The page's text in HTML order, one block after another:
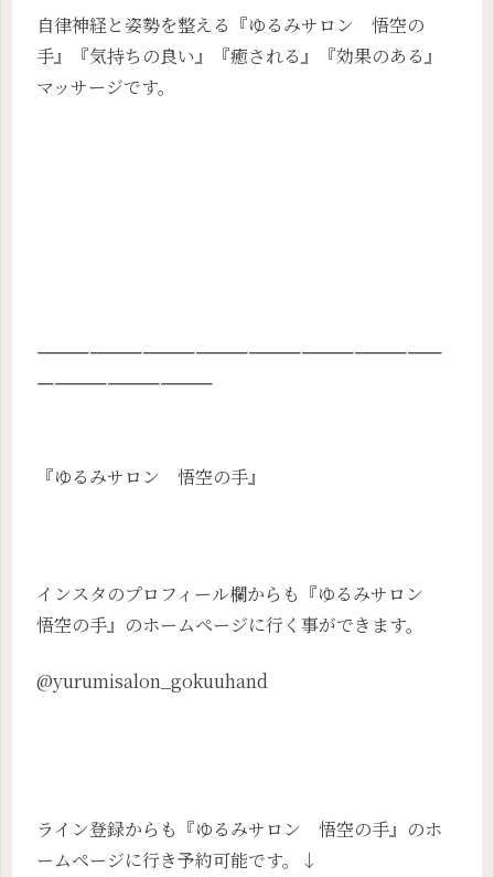
自律神経と姿勢を整える『ゆるみサロン 悟空の
手』『気持ちの良い』『癒される』『効果のある』
マッサージです。
———————————————————————
——————————
『ゆるみサロン 悟空の手』
インスタのプロフィール欄からも『ゆるみサロン
悟空の手』のホームページに行く事ができます。
@yurumisalon_gokuuhand
ライン登録からも『ゆるみサロン 悟空の手』のホ
ームページに行き予約可能です。↓